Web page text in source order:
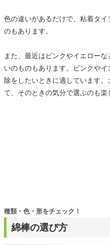
色の違いがあるだけで、粘着タ
のもあります。
また、最近はピンクやイエロー
いのものもあります。ピンクや
除をしたいときに適しています
て、そのときの気分で選ぶのも楽
綿棒の選び方
種類・色・形をチェック！